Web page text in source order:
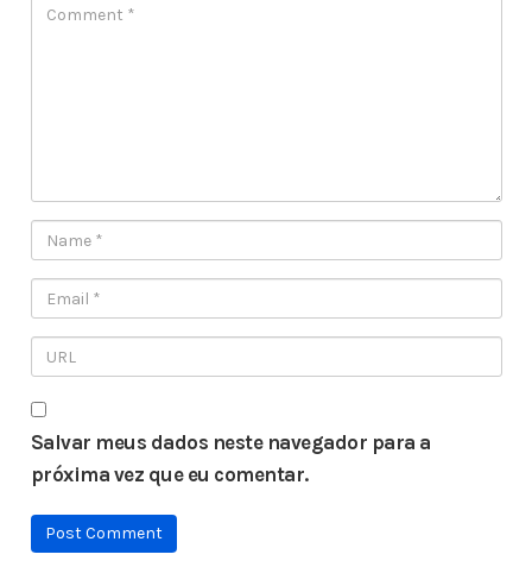
Salvar meus dados neste navegador para a
próxima vez que eu comentar.